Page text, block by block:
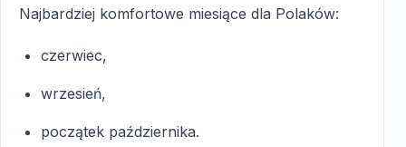
Najbardziej komfortowe miesiące dla Polaków:
czerwiec,
wrzesień,
początek października.